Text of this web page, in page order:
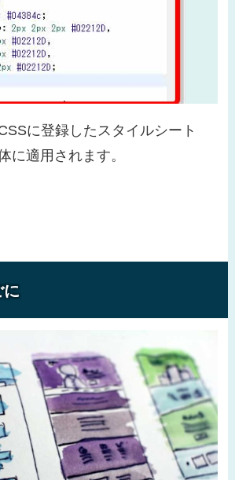
に登録したスタイルシート
に適用されます。
に